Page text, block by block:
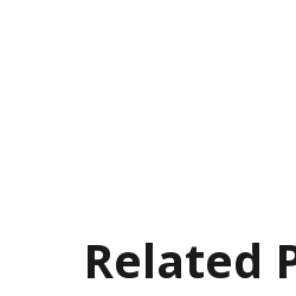
Related